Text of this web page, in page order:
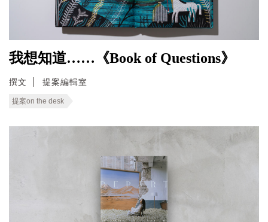
我想知道……《Book of Questions》
撰文 提案編輯室
提案on the desk